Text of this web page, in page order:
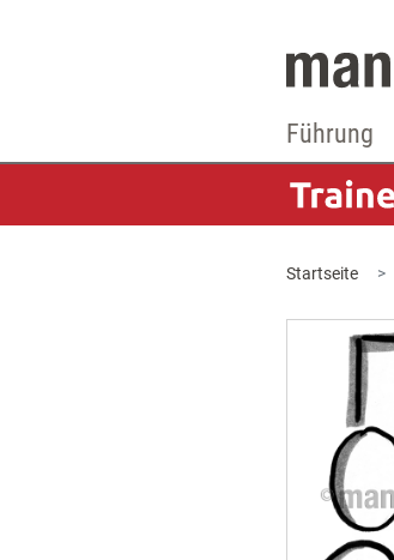
Führung
Startseite